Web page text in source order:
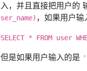
入，并且直接把用户的
ser_name) ，如果用户
SELECT * FROM user
但是如果用户输入的是 '